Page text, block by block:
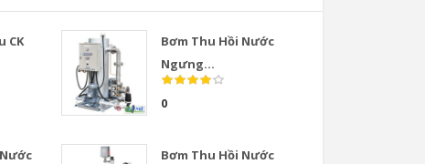
CK
Bơm Thu Hồi Nước
Ngưng...
0
Bơm Thu Hồi Nước